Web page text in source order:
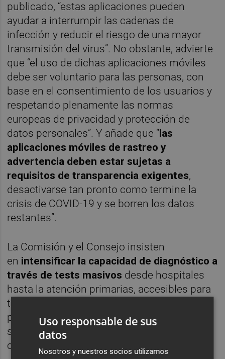
publicado, “estas aplicaciones pueden
ayudar a interrumpir las cadenas de
infección y reducir el riesgo de una mayor
transmisión del virus”. No obstante, advierte
que “el uso de dichas aplicaciones móviles
debe ser voluntario para las personas, con
base en el consentimiento de los usuarios y
respetando plenamente las normas
europeas de privacidad y protección de
datos personales”. Y añade que “ las
aplicaciones móviles de rastreo y
advertencia deben estar sujetas a
requisitos de transparencia exigentes,
desactivarse tan pronto como termine la
crisis de COVID-19 y se borren los datos
restantes”.
La Comisión y el Consejo insisten
en intensificar la capacidad de diagnóstico a
través de tests masivos desde hospitales
hasta la atención primarias, accesibles para
todos los grupos de riesgo y cuidadores de
personas vulnerables, así como personas
sintomáticas o personas en contacto
cercano con casos confirmados
Uso responsable de sus
datos
Nosotros y nuestros socios utilizamos